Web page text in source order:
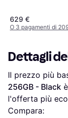
629 €
O 3 pagamenti di
Dettagli
Il prezzo più
256GB - Black è
l'offerta più
Compara: